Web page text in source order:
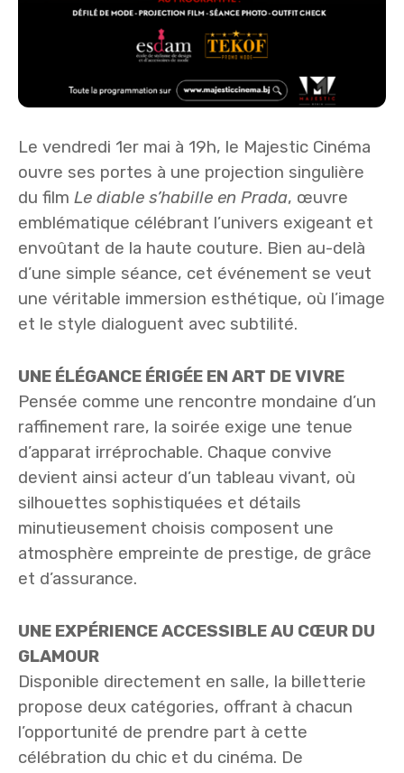
Le vendredi 1er mai à 19h, le Majestic Cinéma
ouvre ses portes à une projection singulière
du film Le diable s’habille en Prada, œuvre
emblématique célébrant l’univers exigeant et
envoûtant de la haute couture. Bien au-delà
d’une simple séance, cet événement se veut
une véritable immersion esthétique, où l’image
et le style dialoguent avec subtilité.
UNE ÉLÉGANCE ÉRIGÉE EN ART DE VIVRE
Pensée comme une rencontre mondaine d’un
raffinement rare, la soirée exige une tenue
d’apparat irréprochable. Chaque convive
devient ainsi acteur d’un tableau vivant, où
silhouettes sophistiquées et détails
minutieusement choisis composent une
atmosphère empreinte de prestige, de grâce
et d’assurance.
UNE EXPÉRIENCE ACCESSIBLE AU CŒUR DU
GLAMOUR
Disponible directement en salle, la billetterie
propose deux catégories, offrant à chacun
l’opportunité de prendre part à cette
célébration du chic et du cinéma. De